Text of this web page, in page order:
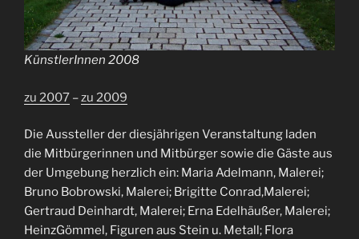
KünstlerInnen 2008
zu 2007 –zu 2009
Die Aussteller der diesjährigen Veranstaltung laden
die Mitbürgerinnen und Mitbürger sowie die Gäste aus
der Umgebung herzlich ein: Maria Adelmann, Malerei;
Bruno Bobrowski, Malerei; Brigitte Conrad,Malerei;
Gertraud Deinhardt, Malerei; Erna Edelhäußer, Malerei;
HeinzGömmel, Figuren aus Stein u. Metall; Flora